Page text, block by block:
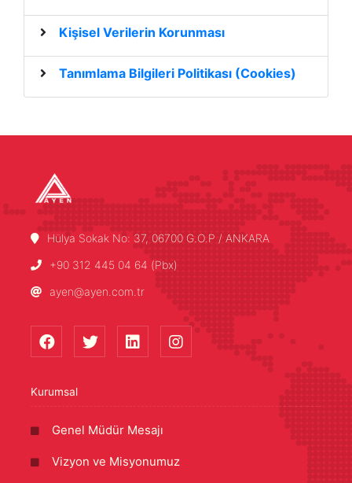
Kişisel Verilerin Korunması
Tanımlama Bilgileri Politikası (Cookies)
Hülya Sokak No: 37, 06700 G.O.P / ANKARA
+90 312 445 04 64 (Pbx)
ayen@ayen.com.tr
Kurumsal
Genel Müdür Mesajı
Vizyon ve Misyonumuz